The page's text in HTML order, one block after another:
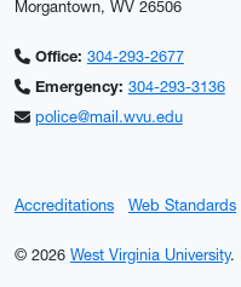
Morgantown, WV 26506
Office: 304-293-2677
Emergency: 304-293-3136
police@mail.wvu.edu
Accreditations Web Standards
© 2026 West Virginia University.